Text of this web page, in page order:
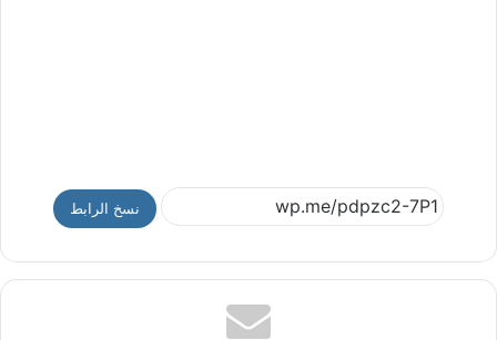
نسخ الرابط